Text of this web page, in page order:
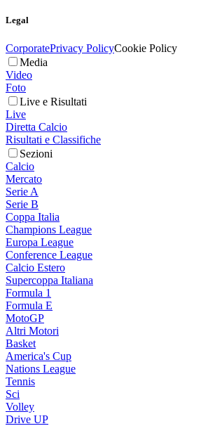
Legal
CorporatePrivacy PolicyCookie Policy
Media
Video
Foto
Live e Risultati
Live
Diretta Calcio
Risultati e Classifiche
Sezioni
Calcio
Mercato
Serie A
Serie B
Coppa Italia
Champions League
Europa League
Conference League
Calcio Estero
Supercoppa Italiana
Formula 1
Formula E
MotoGP
Altri Motori
Basket
America's Cup
Nations League
Tennis
Sci
Volley
Drive UP